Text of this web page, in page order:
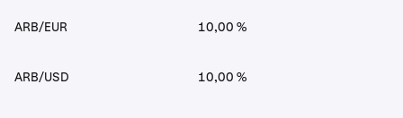
ARB/EUR 10,00 %
ARB/USD 10,00 %